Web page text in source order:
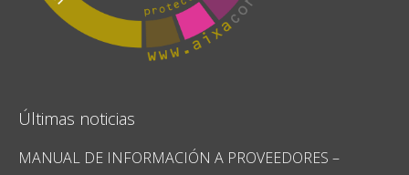
Últimas noticias
MANUAL DE INFORMACIÓN A PROVEEDORES –